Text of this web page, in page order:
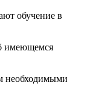
обучение в
имеющемся
необходимыми